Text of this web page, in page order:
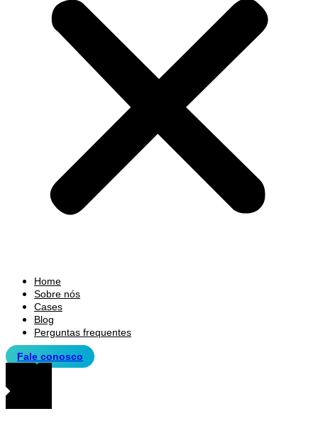
Home
Sobre nós
Cases
Blog
Perguntas frequentes
Fale conosco